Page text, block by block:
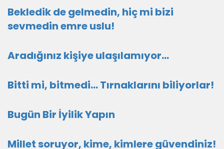
Bekledik de gelmedin, hiç mi bizi
sevmedin emre uslu!
Aradığınız kişiye ulaşılamıyor...
Bitti mi, bitmedi... Tırnaklarını biliyorlar!
Bugün Bir İyilik Yapın
Millet soruyor, kime, kimlere güvendiniz!